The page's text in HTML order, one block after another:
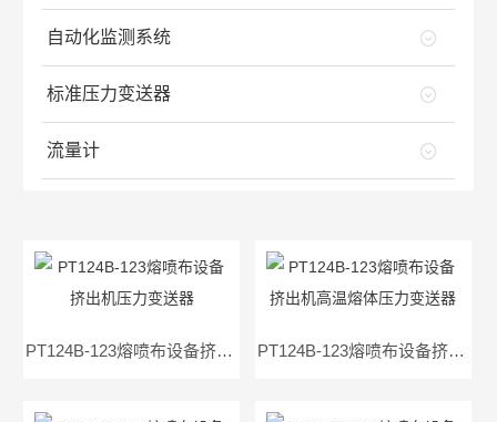
自动化监测系统
标准压力变送器
流量计
PT124B-123熔喷布设备挤出机压力变送器 PT124B-123熔喷布设备挤出机高温熔体压力变送器